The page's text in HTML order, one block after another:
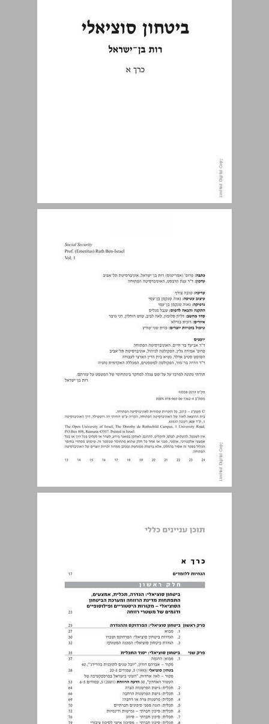
תוכן עניינים כללי ... 3